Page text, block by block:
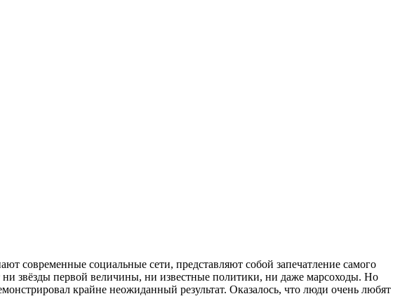
современные социальные сети, представляют собой запечатление самого
ни звёзды первой величины, ни известные политики, ни даже марсоходы. Но
крайне неожиданный результат. Оказалось, что люди очень любят